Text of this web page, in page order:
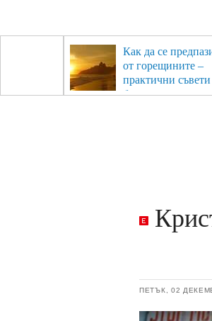
Как да се
от горещините –
практични съвети
безопасно лято
ПЕТЪК, 02